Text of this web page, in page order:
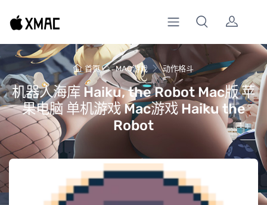
首页 MAC游戏 动作格斗
机器人海库 Haiku, the Robot Mac版 苹
果电脑 单机游戏 Mac游戏 Haiku the
Robot